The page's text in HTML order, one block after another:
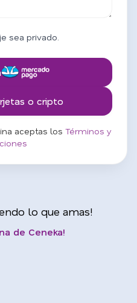
sea privado.
o cripto
aceptas los Términos y
lo que amas!
de Ceneka!